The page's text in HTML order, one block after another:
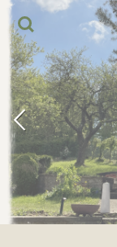
Zum
Hauptinhalt
springen